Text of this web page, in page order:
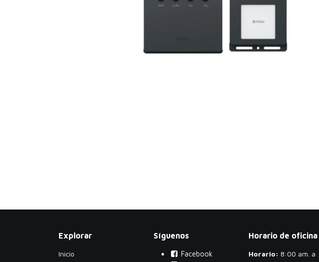
Explorar
Inicio
Síguenos
Facebook
Horario de oficina
Horario: ​8:00 am. a